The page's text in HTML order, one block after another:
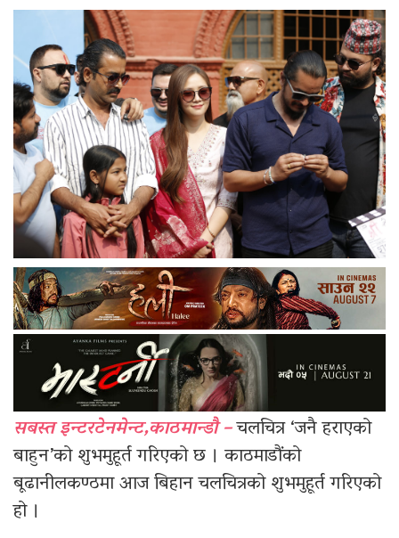
सबस्त इन्टरटेनमेन्ट,काठमान्डौ –चलचित्र ‘जनै हराएको
बाहुन’को शुभमुहूर्त गरिएको छ । काठमाडौंको
बूढानीलकण्ठमा आज बिहान चलचित्रको शुभमुहूर्त गरिएको
हो ।